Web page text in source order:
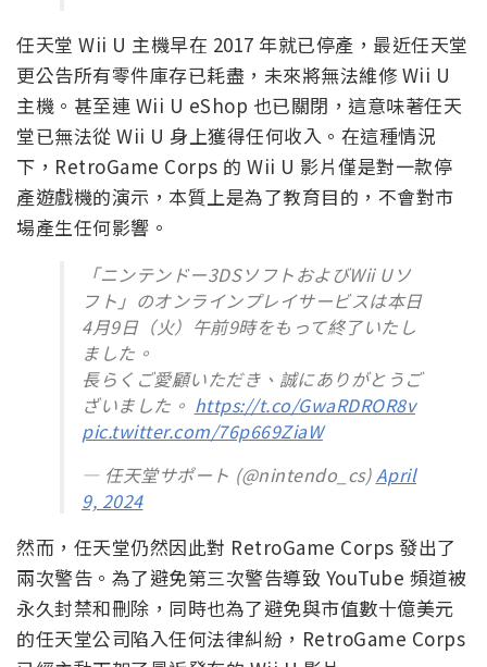
任天堂 Wii U 主機早在 2017 年就已停產，最近任天堂
更公告所有零件庫存已耗盡，未來將無法維修 Wii U
主機。甚至連 Wii U eShop 也已關閉，這意味著任天
堂已無法從 Wii U 身上獲得任何收入。在這種情況
下，RetroGame Corps 的 Wii U 影片僅是對一款停
產遊戲機的演示，本質上是為了教育目的，不會對市
場產生任何影響。
「ニンテンドー3DSソフトおよびWii Uソ
フト」のオンラインプレイサービスは本日
4月9日（火）午前9時をもって終了いたし
ました。
長らくご愛顧いただき、誠にありがとうご
ざいました。 https://t.co/GwaRDROR8v
pic.twitter.com/76p669ZiaW
— 任天堂サポート (@nintendo_cs) April
9, 2024
然而，任天堂仍然因此對 RetroGame Corps 發出了
兩次警告。為了避免第三次警告導致 YouTube 頻道被
永久封禁和刪除，同時也為了避免與市值數十億美元
的任天堂公司陷入任何法律糾紛，RetroGame Corps